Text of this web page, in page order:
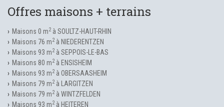
Offres maisons + terrains
Maisons 0 m2à SOULTZ-HAUT-RHIN
Maisons 76 m2à NIEDERENTZEN
Maisons 93 m2à SEPPOIS-LE-BAS
Maisons 80 m2à ENSISHEIM
Maisons 93 m2à OBERSAASHEIM
Maisons 79 m2à LARGITZEN
Maisons 79 m2à WINTZFELDEN
Maisons 93 m2à HEITEREN